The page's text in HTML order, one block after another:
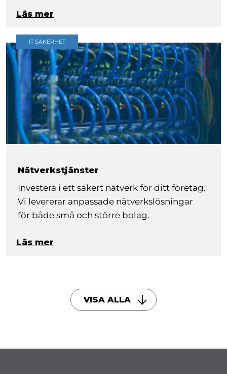
Läs mer
IT SÄKERHET
Nätverkstjänster
Investera i ett säkert nätverk för ditt företag.
Vi levererar anpassade nätverkslösningar
för både små och större bolag.
Läs mer
VISA ALLA